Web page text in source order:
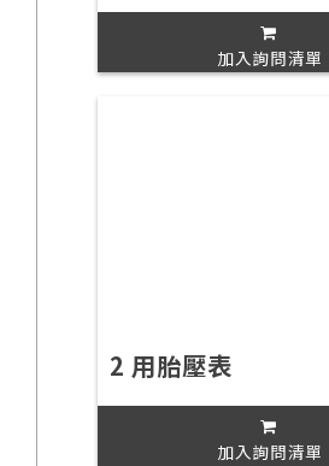
加入詢問清單
2 用胎壓表
加入詢問清單